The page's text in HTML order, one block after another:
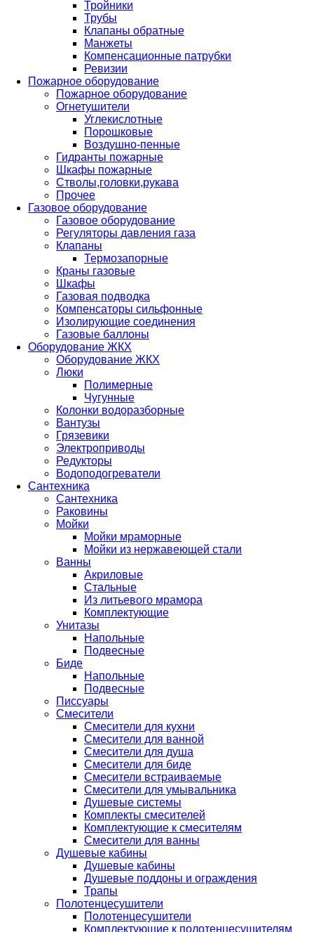
Тройники
Трубы
Клапаны обратные
Манжеты
Компенсационные патрубки
Ревизии
Пожарное оборудование
Пожарное оборудование
Огнетушители
Углекислотные
Порошковые
Воздушно-пенные
Гидранты пожарные
Шкафы пожарные
Стволы,головки,рукава
Прочее
Газовое оборудование
Газовое оборудование
Регуляторы давления газа
Клапаны
Термозапорные
Краны газовые
Шкафы
Газовая подводка
Компенсаторы сильфонные
Изолирующие соединения
Газовые баллоны
Оборудование ЖКХ
Оборудование ЖКХ
Люки
Полимерные
Чугунные
Колонки водоразборные
Вантузы
Грязевики
Электроприводы
Редукторы
Водоподогреватели
Сантехника
Сантехника
Раковины
Мойки
Мойки мраморные
Мойки из нержавеющей стали
Ванны
Акриловые
Стальные
Из литьевого мрамора
Комплектующие
Унитазы
Напольные
Подвесные
Биде
Напольные
Подвесные
Писсуары
Смесители
Смесители для кухни
Смесители для ванной
Смесители для душа
Смесители для биде
Смесители встраиваемые
Смесители для умывальника
Душевые системы
Комплекты смесителей
Комплектующие к смесителям
Смесители для ванны
Душевые кабины
Душевые кабины
Душевые поддоны и ограждения
Трапы
Полотенцесушители
Полотенцесушители
Комплектующие к полотенцесушителям